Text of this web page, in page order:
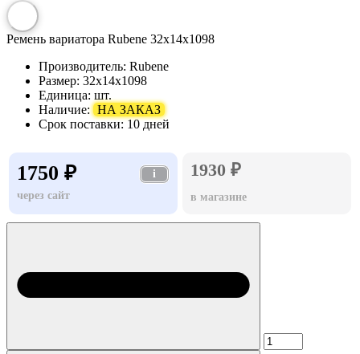
Ремень вариатора Rubenе 32х14х1098
Производитель: Rubene
Размер: 32х14х1098
Единица: шт.
Наличие: НА ЗАКАЗ
Срок поставки: 10 дней
1750 ₽
i
через сайт
1930 ₽
в магазине